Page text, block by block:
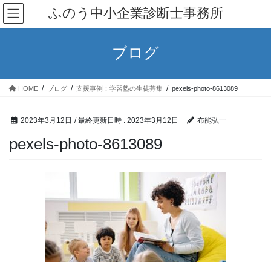
コ
ン
テ
ス
ナ
ビ
ゲ
ン
ふのう中小企業診断士事務所
ブログ
HOME ブログ 支援事例：学習塾の生徒募集 pexels-photo-8613089
2023年3月12日 / 最終更新日時 : 2023年3月12日 布能弘一
pexels-photo-8613089